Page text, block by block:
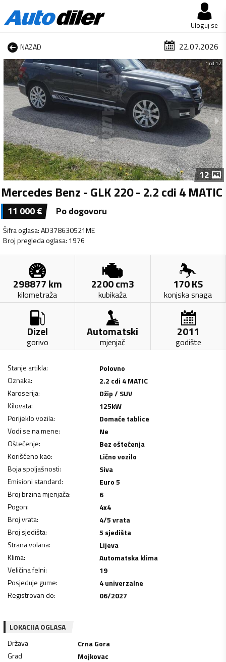
Uloguj se
NAZAD 22.07.2026
1 od 12
12
Mercedes Benz - GLK 220 - 2.2 cdi 4 MATIC
11 000€ Po dogovoru
Šifra oglasa:AD378630521ME
Broj pregleda oglasa: 1976
298877km
kilometraža
2200cm3
kubikaža
170KS
konjska snaga
Dizel
gorivo
Automatski
mjenjač
2011
godište
Stanje artikla:
Polovno
Oznaka:
2.2 cdi 4 MATIC
Karoserija:
Džip / SUV
Kilovata: 125kW
Porijeklo vozila:
Domaće tablice
Vodi se na mene:
Ne
Oštećenje:
Bez oštećenja
Korišćeno kao:
Lično vozilo
Boja spoljašnosti:
Siva
Emisioni standard:
Euro 5
Broj brzina mjenjača:
6
Pogon:
4x4
Broj vrata:
4/5 vrata
Broj sjedišta:
5 sjedišta
Strana volana:
Lijeva
Klima:
Automatska klima
Veličina felni:
19
Posjeduje gume:
4 univerzalne
Registrovan do: 06/2027
LOKACIJA OGLASA
Država
Crna Gora
Grad
Mojkovac